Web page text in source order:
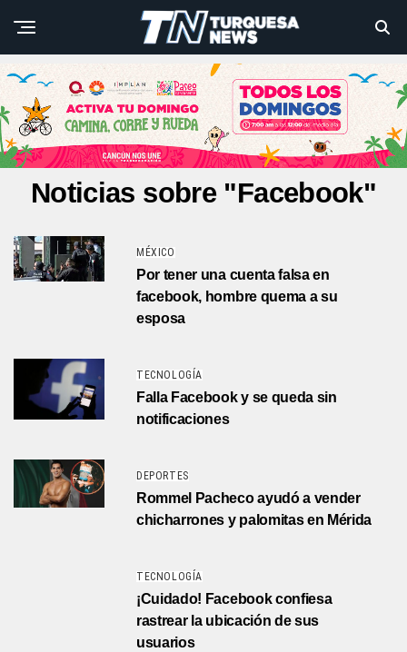
Noticias sobre "Facebook"
MÉXICO
Por tener una cuenta falsa en
facebook, hombre quema a su
esposa
TECNOLOGÍA
Falla Facebook y se queda sin
notificaciones
DEPORTES
Rommel Pacheco ayudó a vender
chicharrones y palomitas en Mérida
TECNOLOGÍA
¡Cuidado! Facebook confiesa
rastrear la ubicación de sus
usuarios